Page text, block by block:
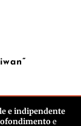
e indipendente
e